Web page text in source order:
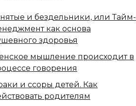
и бездельники, или Тайм-
как основа
здоровья
мышление происходит в
говорения
и ссоры детей. Как
родителям